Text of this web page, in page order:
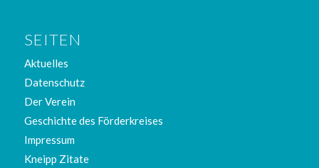
SEITEN
Aktuelles
Datenschutz
Der Verein
Geschichte des Förderkreises
Impressum
Kneipp Zitate